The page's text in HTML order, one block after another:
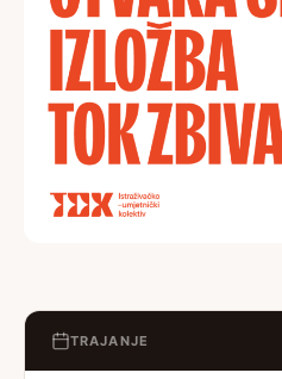
TRAJANJE